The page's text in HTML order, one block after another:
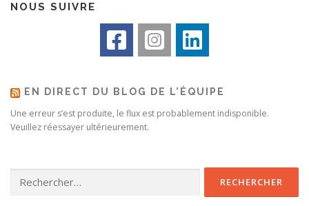
NOUS SUIVRE
EN DIRECT DU BLOG DE L’ÉQUIPE
Une erreur s’est produite, le flux est probablement indisponible.
Veuillez réessayer ultérieurement.